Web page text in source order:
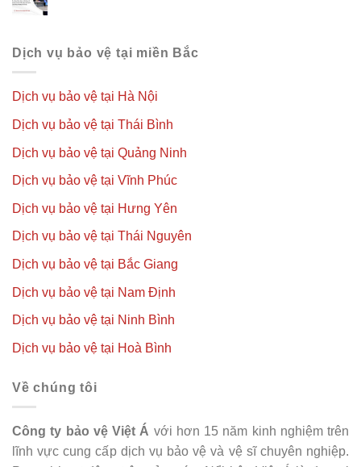
Hoá
Dịch vụ bảo vệ tại miền Bắc
Dịch vụ bảo vệ tại Hà Nội
Dịch vụ bảo vệ tại Thái Bình
Dịch vụ bảo vệ tại Quảng Ninh
Dịch vụ bảo vệ tại Vĩnh Phúc
Dịch vụ bảo vệ tại Hưng Yên
Dịch vụ bảo vệ tại Thái Nguyên
Dịch vụ bảo vệ tại Bắc Giang
Dịch vụ bảo vệ tại Nam Định
Dịch vụ bảo vệ tại Ninh Bình
Dịch vụ bảo vệ tại Hoà Bình
Về chúng tôi
Công ty bảo vệ Việt Á với hơn 15 năm kinh nghiệm trên
lĩnh vực cung cấp dịch vụ bảo vệ và vệ sĩ chuyên nghiệp.